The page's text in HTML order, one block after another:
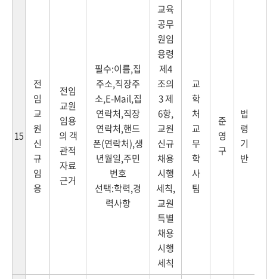
15
전
임
교
원
신
규
임
용
전임
교원
임용
의 객
관적
자료
근거
필수:이름,집
주소,직장주
소,E-Mail,집
연락처,직장
연락처,핸드
폰(연락처),생
년월일,주민
번호
선택:학력,경
력사항
교육
공무
원임
용령
제4
조의
3 제
6항,
교원
신규
채용
시행
세칙,
교원
특별
채용
시행
세칙
교
학
처
교
무
학
사
팀
준
영
구
법
령
기
반